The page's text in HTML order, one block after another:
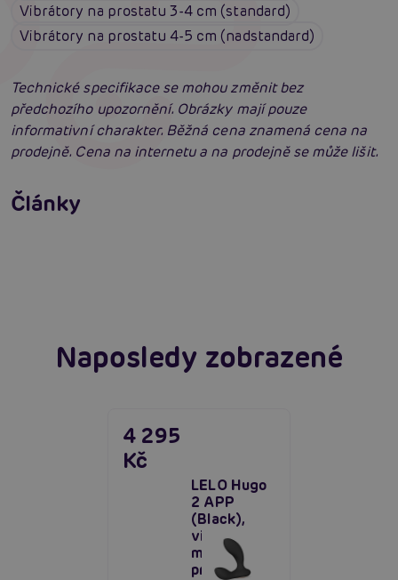
Vibrátory na prostatu 3-4 cm (standard)
Vibrátory na prostatu 4-5 cm (nadstandard)
Technické specifikace se mohou změnit bez
předchozího upozornění. Obrázky mají pouze
informativní charakter. Běžná cena znamená cena na
prodejně. Cena na internetu a na prodejně se může lišit.
Články
Příprava na anální sex: Tipy krok za krokem
Číst více
Masáž prostaty, poskytuje úlevu i vzrušení
Naposledy zobrazené
LELO Hugo
2 APP
(Black),
vibrační
masér
prostaty
4 295
Kč